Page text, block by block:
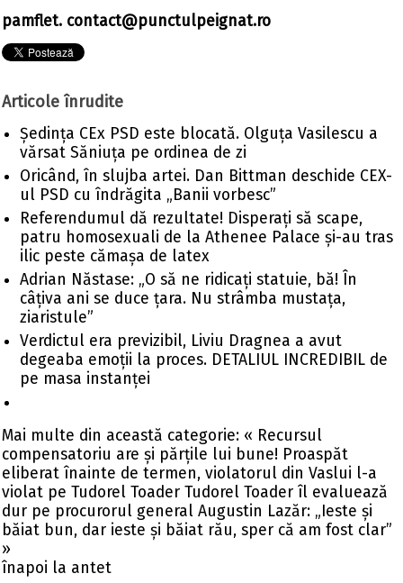
pamflet. contact@punctulpeignat.ro
Articole înrudite
Ședința CEx PSD este blocată. Olguța Vasilescu a
vărsat Săniuța pe ordinea de zi
Oricând, în slujba artei. Dan Bittman deschide CEX-
ul PSD cu îndrăgita „Banii vorbesc”
Referendumul dă rezultate! Disperați să scape,
patru homosexuali de la Athenee Palace și-au tras
ilic peste cămașa de latex
Adrian Năstase: „O să ne ridicați statuie, bă! În
câțiva ani se duce țara. Nu strâmba mustața,
ziaristule”
Verdictul era previzibil, Liviu Dragnea a avut
degeaba emoții la proces. DETALIUL INCREDIBIL de
pe masa instanței
Mai multe din această categorie: « Recursul
compensatoriu are și părțile lui bune! Proaspăt
eliberat înainte de termen, violatorul din Vaslui l-a
violat pe Tudorel Toader Tudorel Toader îl evaluează
dur pe procurorul general Augustin Lazăr: „Ieste și
băiat bun, dar ieste și băiat rău, sper că am fost clar”
»
înapoi la antet